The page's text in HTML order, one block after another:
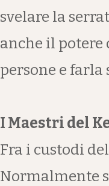
svelare la
anche il
persone e
I Maestri del
Fra i custodi
Normalmente